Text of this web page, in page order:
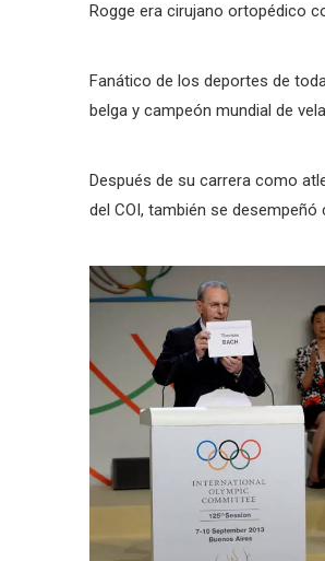
Rogge era cirujano ortopédico
Fanático de los deportes de
belga y campeón mundial de
Después de su carrera como
del COI, también se